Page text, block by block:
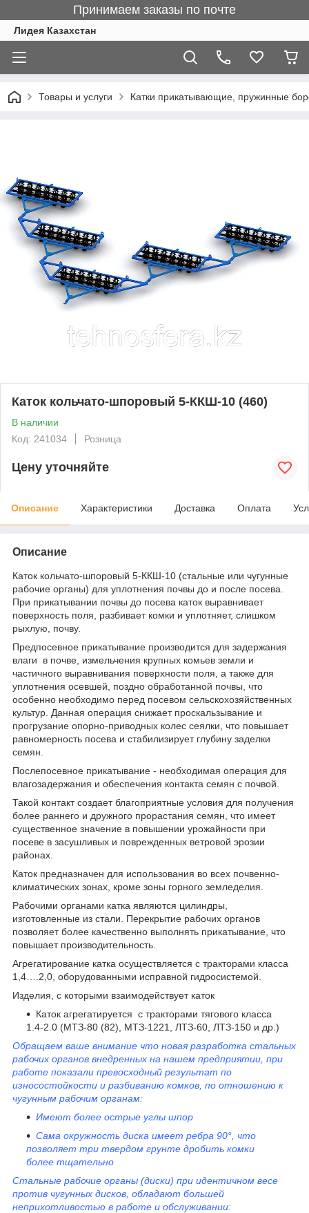
Принимаем заказы по почте
Лидея Казахстан
Товары и услуги Катки прикатывающие, пружинные
Каток кольчато-шпоровый 5-ККШ-10 (460)
В наличии
Код: 241034
Розница
Цену уточняйте
Описание Характеристики Доставка Оплата
Описание
Каток кольчато-шпоровый 5-ККШ-10 (стальные или чугунные
рабочие органы) для уплотнения почвы до и после посева.
При прикатывании почвы до посева каток выравнивает
поверхность поля, разбивает комки и уплотняет, слишком
рыхлую, почву.
Предпосевное прикатывание производится для задержания
влаги в почве, измельчения крупных комьев земли и
частичного выравнивания поверхности поля, а также для
уплотнения осевшей, поздно обработанной почвы, что
особенно необходимо перед посевом сельскохозяйственных
культур. Данная операция снижает проскальзывание и
прогрузание опорно-приводных колес сеялки, что повышает
равномерность посева и стабилизирует глубину заделки
семян.
Послепосевное прикатывание - необходимая операция для
влагозадержания и обеспечения контакта семян с почвой.
Такой контакт создает благоприятные условия для получения
более раннего и дружного прорастания семян, что имеет
существенное значение в повышении урожайности при
посеве в засушливых и поврежденных ветровой эрозии
районах.
Каток предназначен для использования во всех почвенно-
климатических зонах, кроме зоны горного земледелия.
Рабочими органами катка являются цилиндры,
изготовленные из стали. Перекрытие рабочих органов
позволяет более качественно выполнять прикатывание, что
повышает производительность.
Агрегатирование катка осуществляется с тракторами класса
1,4….2,0, оборудованными исправной гидросистемой.
Изделия, с которыми взаимодействует каток
Каток агрегатируется с тракторами тягового класса
1.4-2.0 (МТЗ-80 (82), МТЗ-1221, ЛТЗ-60, ЛТЗ-150 и др.)
Обращаем ваше внимание что новая разработка стальных
рабочих органов внедренных на нашем предприятии, при
работе показали превосходный результат по
износостойкости и разбиванию комков, по отношению к
чугунным рабочим органам:
Имеют более острые углы шпор
Сама окружность диска имеет ребра 90°, что
позволяет три твердом грунте дробить комки
более тщательно
Стальные рабочие органы (диски) при идентичном весе
против чугунных дисков, обладают большей
неприхотливостью в работе и обслуживании: